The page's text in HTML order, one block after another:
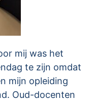
mij was het
te zijn omdat
mijn opleiding
Oud-docenten